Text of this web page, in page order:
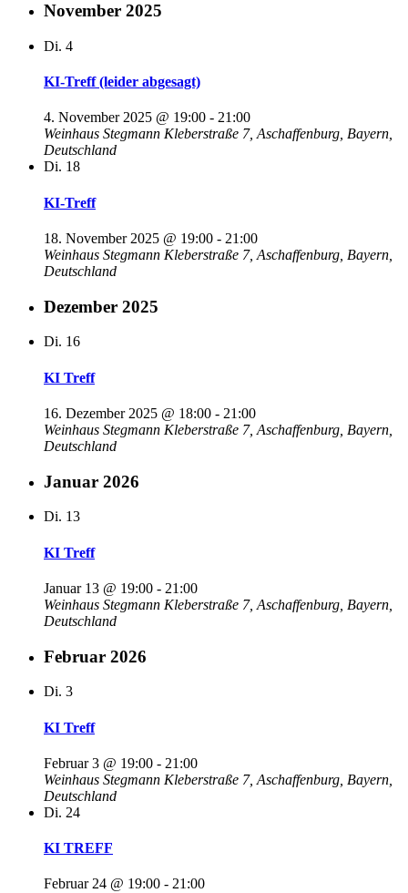
November 2025
Di. 4
KI-Treff (leider abgesagt)
4. November 2025 @ 19:00 - 21:00
Weinhaus Stegmann Kleberstraße 7, Aschaffenburg, Bayern,
Deutschland
Di. 18
KI-Treff
18. November 2025 @ 19:00 - 21:00
Weinhaus Stegmann Kleberstraße 7, Aschaffenburg, Bayern,
Deutschland
Dezember 2025
Di. 16
KI Treff
16. Dezember 2025 @ 18:00 - 21:00
Weinhaus Stegmann Kleberstraße 7, Aschaffenburg, Bayern,
Deutschland
Januar 2026
Di. 13
KI Treff
Januar 13 @ 19:00 - 21:00
Weinhaus Stegmann Kleberstraße 7, Aschaffenburg, Bayern,
Deutschland
Februar 2026
Di. 3
KI Treff
Februar 3 @ 19:00 - 21:00
Weinhaus Stegmann Kleberstraße 7, Aschaffenburg, Bayern,
Deutschland
Di. 24
KI TREFF
Februar 24 @ 19:00 - 21:00